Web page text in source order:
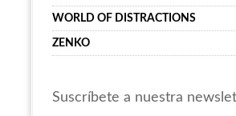
WORLD OF DISTRACTIONS
ZENKO
Suscríbete a nuestra